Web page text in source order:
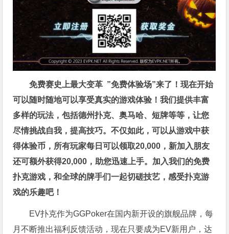
免费赛史上最大变革 ”免费体验场”来了！现在开始
可以随时随地可以享受真实的游戏体验！我们提供丰富
多样的玩法，包括德州扑克、奥马哈、短牌等等，让您
尽情挑战自我，提高技巧。不仅如此，可以从游戏中获
得体验币，所有玩家每日可以领取20,000，新加入朋友
还可额外获得20,000，助您迅速上手。 加入我们的免费
扑克游戏，和全球的牌手们一起切磋技艺，感受扑克游
戏的乐趣吧！
EV扑克作为GGPoker在国内新开设的旗舰品牌，每
月不断推出福利反馈活动，现在只要成为EV新用户，达